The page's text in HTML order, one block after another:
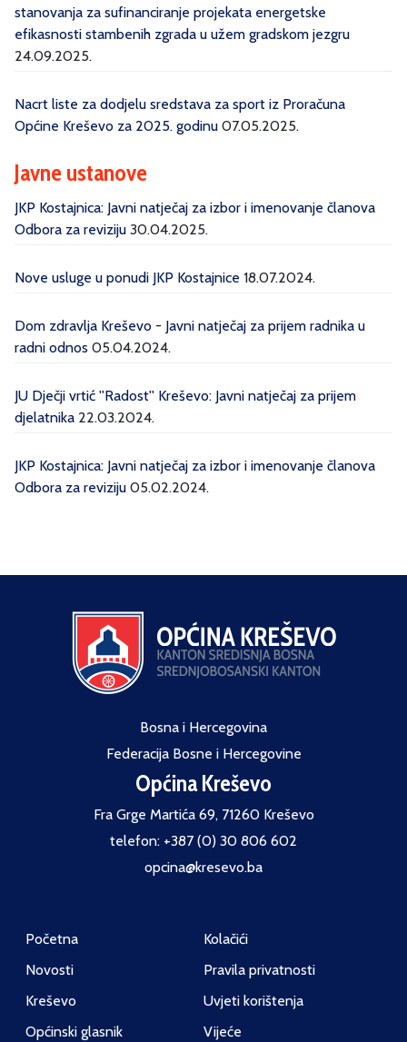
stanovanja za sufinanciranje projekata energetske
efikasnosti stambenih zgrada u užem gradskom jezgru
24.09.2025.
Nacrt liste za dodjelu sredstava za sport iz Proračuna
Općine Kreševo za 2025. godinu 07.05.2025.
Javne ustanove
JKP Kostajnica: Javni natječaj za izbor i imenovanje članova
Odbora za reviziju 30.04.2025.
Nove usluge u ponudi JKP Kostajnice 18.07.2024.
Dom zdravlja Kreševo - Javni natječaj za prijem radnika u
radni odnos 05.04.2024.
JU Dječji vrtić ''Radost'' Kreševo: Javni natječaj za prijem
djelatnika 22.03.2024.
JKP Kostajnica: Javni natječaj za izbor i imenovanje članova
Odbora za reviziju 05.02.2024.
Bosna i Hercegovina
Federacija Bosne i Hercegovine
Općina Kreševo
Fra Grge Martića 69, 71260 Kreševo
telefon: +387 (0) 30 806 602
opcina@kresevo.ba
Početna
Novosti
Kreševo
Općinski glasnik
Kolačići
Pravila privatnosti
Uvjeti korištenja
Vijeće